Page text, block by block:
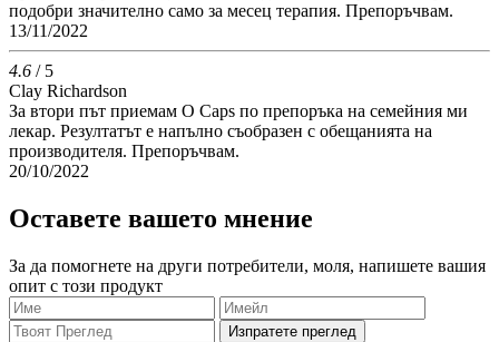
подобри значително само за месец терапия. Препоръчвам.
13/11/2022
4.6 / 5
Clay Richardson
За втори път приемам O Caps по препоръка на семейния ми
лекар. Резултатът е напълно съобразен с обещанията на
производителя. Препоръчвам.
20/10/2022
Оставете вашето мнение
За да помогнете на други потребители, моля, напишете вашия
опит с този продукт
Изпратете преглед